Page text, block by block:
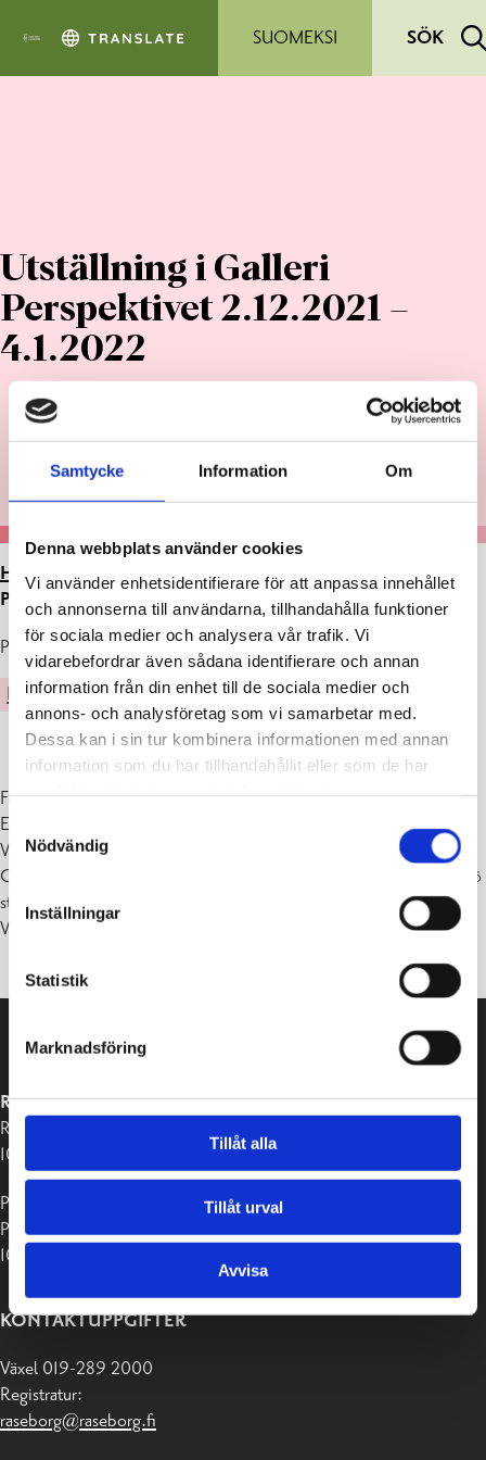
Samtycke Information Om
Denna webbplats använder cookies
Vi använder enhetsidentifierare för att anpassa innehållet
och annonserna till användarna, tillhandahålla funktioner
för sociala medier och analysera vår trafik. Vi
vidarebefordrar även sådana identifierare och annan
information från din enhet till de sociala medier och
annons- och analysföretag som vi samarbetar med.
Dessa kan i sin tur kombinera informationen med annan
information som du har tillhandahållit eller som de har
Samtyckesval
Nödvändig
Inställningar
Statistik
Marknadsföring
Tillåt alla
Tillåt urval
Avvisa
SUOMEKSI
SÖK
Utställning i Galleri
Perspektivet 2.12.2021 –
4.1.2022
HEM ARTIKLAR > UTSTÄLLNING I GALLERI
PERSPEKTIVET 2.12.2021 – 4.1.2022
Publicerad : 29.11.2021
KULTUR
Frihet
Ekenäs konstföreningens decembersalong
Vernissage ons 1.12. kl. 18-20
Galleri Perspektivet är öppet må-on 10-19, to-fre 10-17, lö 10-14, sö
stängt
Varmt välkomna!
RASEBORGS STAD
Raseborgsvägen 37
10650 Ekenäs
Postadress:
PB 58
10611 Raseborg
KONTAKTUPPGIFTER
Växel 019-289 2000
Registratur:
raseborg@raseborg.fi